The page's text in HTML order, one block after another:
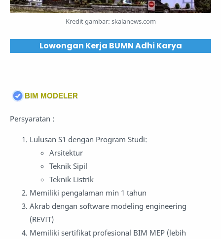
Kredit gambar: skalanews.com
Lowongan Kerja BUMN Adhi Karya
BIM MODELER
Persyaratan :
Lulusan S1 dengan Program Studi:
Arsitektur
Teknik Sipil
Teknik Listrik
Memiliki pengalaman min 1 tahun
Akrab dengan software modeling engineering
(REVIT)
Memiliki sertifikat profesional BIM MEP (lebih